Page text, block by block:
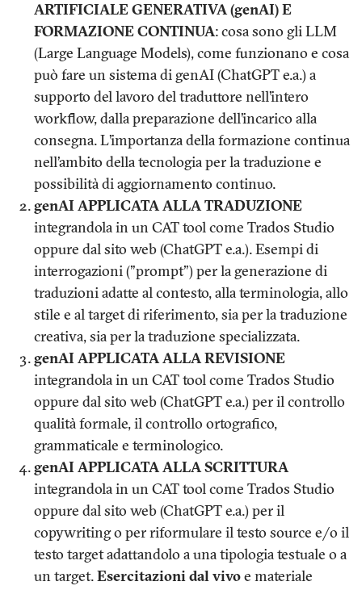
ARTIFICIALE GENERATIVA (genAI) E
FORMAZIONE CONTINUA: cosa sono gli LLM
(Large Language Models), come funzionano e cosa
può fare un sistema di genAI (ChatGPT e.a.) a
supporto del lavoro del traduttore nell’intero
workflow, dalla preparazione dell’incarico alla
consegna. L’importanza della formazione continua
nell’ambito della tecnologia per la traduzione e
possibilità di aggiornamento continuo.
genAI APPLICATA ALLA TRADUZIONE
integrandola in un CAT tool come Trados Studio
oppure dal sito web (ChatGPT e.a.). Esempi di
interrogazioni ("prompt") per la generazione di
traduzioni adatte al contesto, alla terminologia, allo
stile e al target di riferimento, sia per la traduzione
creativa, sia per la traduzione specializzata.
genAI APPLICATA ALLA REVISIONE
integrandola in un CAT tool come Trados Studio
oppure dal sito web (ChatGPT e.a.) per il controllo
qualità formale, il controllo ortografico,
grammaticale e terminologico.
genAI APPLICATA ALLA SCRITTURA
integrandola in un CAT tool come Trados Studio
oppure dal sito web (ChatGPT e.a.) per il
copywriting o per riformulare il testo source e/o il
testo target adattandolo a una tipologia testuale o a
un target. Esercitazioni dal vivo e materiale